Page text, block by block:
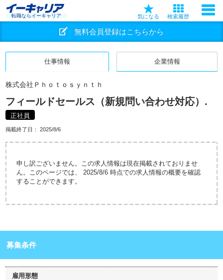
転職ならイーキャリア 気になる 検索履歴
無料会員登録はこちらから
仕事情報 企業情報
株式会社Ｐｈｏｔｏｓｙｎｔｈ
フィールドセールス（新規問い合わせ対応）.
正社員
掲載終了日： 2025/8/6
申し訳ございません。この求人情報は現在掲載されておりませ
ん。このページでは、 2025/8/6 時点での求人情報の概要を確認
することができます。
募集条件
雇用形態